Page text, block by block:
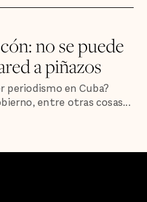
no se puede
a piñazos
periodismo en Cuba?
entre otras cosas...